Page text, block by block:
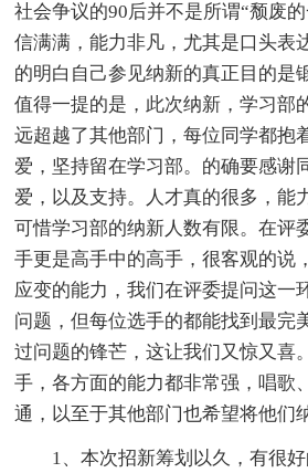
社会争议的90后并不是所谓“颓废
信满满，能力非凡，尤其是口头表
的明白自己参见纳新的真正目的是
值得一提的是，此次纳新，学习部
远超越了其他部门，每位同学都抱
爱，坚持留在学习部。的确要感谢
爱，以及支持。人才真的很多，能
可惜学习部的纳新人数有限。在评
手更是高手中的高手，很客观的说
应变的能力，我们在评委提问这一
问题，但每位选手的都能找到最完
过问题的锋芒，这让我们又惊又喜
手，各方面的能力都非常强，唱歌
通，以至于其他部门也希望将他们
1、本次招新筹划以久，有很好